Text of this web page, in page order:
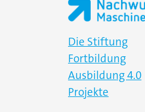
Die Stiftung
Fortbildung
Ausbildung 4.0
Projekte